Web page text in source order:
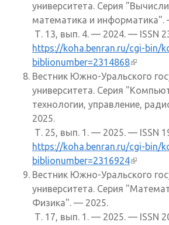
университета. Серия
математика и информатика".
Т. 13, вып. 4. — 2024. — ISSN
https://koha.benran.ru/cgi-bin/
biblionumber=2314868
Вестник Южно-Уральского
университета. Серия
технологии, управление,
2025.
Т. 25, вып. 1. — 2025. — ISSN
https://koha.benran.ru/cgi-bin/
biblionumber=2316924
Вестник Южно-Уральского
университета. Серия
Физика". — 2025.
Т. 17, вып. 1. — 2025. — ISSN